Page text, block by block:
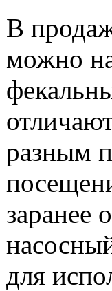
В
можно
разным
заранее
для